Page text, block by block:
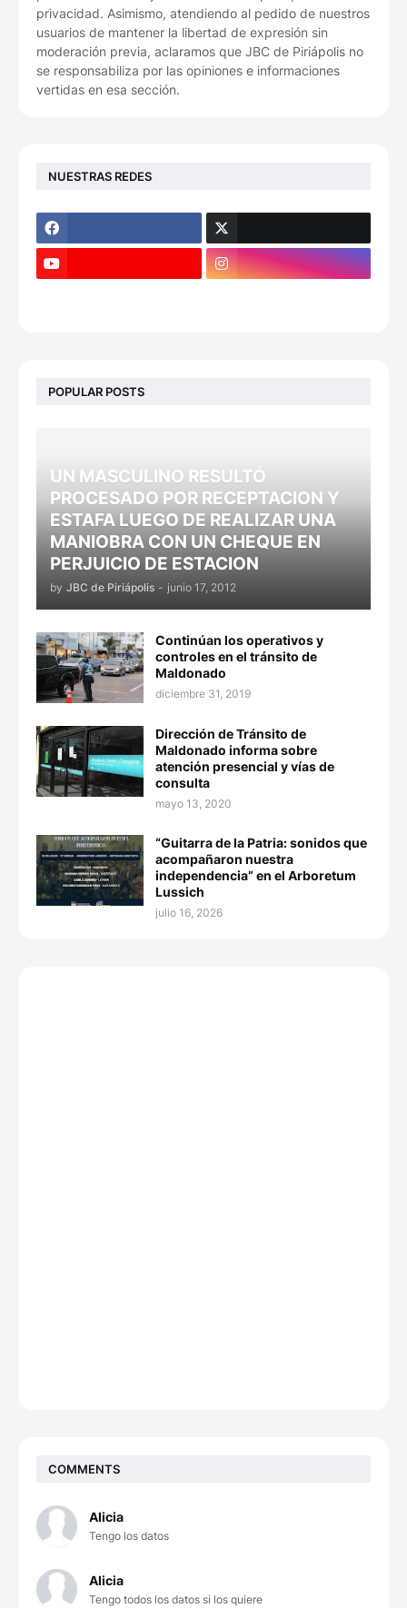
privacidad. Asimismo, atendiendo al pedido de nuestros
usuarios de mantener la libertad de expresión sin
moderación previa, aclaramos que JBC de Piriápolis no
se responsabiliza por las opiniones e informaciones
vertidas en esa sección.
NUESTRAS REDES
POPULAR POSTS
UN MASCULINO RESULTÓ
PROCESADO POR RECEPTACION Y
ESTAFA LUEGO DE REALIZAR UNA
MANIOBRA CON UN CHEQUE EN
PERJUICIO DE ESTACION
by JBC de Piriápolis - junio 17, 2012
Continúan los operativos y
controles en el tránsito de
Maldonado
diciembre 31, 2019
Dirección de Tránsito de
Maldonado informa sobre
atención presencial y vías de
consulta
mayo 13, 2020
“Guitarra de la Patria: sonidos que
acompañaron nuestra
independencia” en el Arboretum
Lussich
julio 16, 2026
COMMENTS
Alicia
Tengo los datos
Alicia
Tengo todos los datos si los quiere